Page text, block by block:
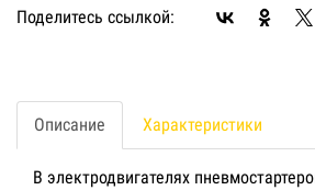
Поделитесь ссылкой:
Описание Характеристики
В электродвигателях